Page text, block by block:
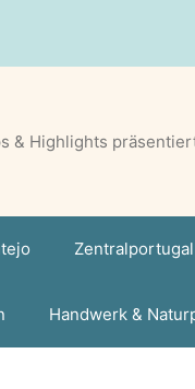
& Highlights
Zentralportugal
Handwerk &